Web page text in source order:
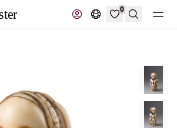
0
Suche